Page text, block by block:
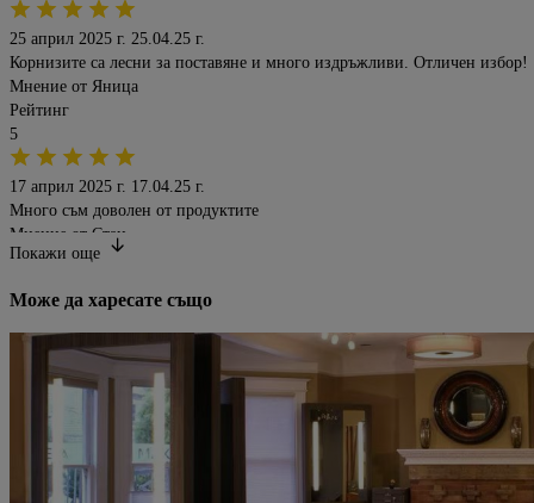
25 април 2025 г. 25.04.25 г.
Корнизите са лесни за поставяне и много издръжливи. Отличен избор!
Мнение от Яница
Рейтинг
5
17 април 2025 г. 17.04.25 г.
Много съм доволен от продуктите
Мнение от Стан
Рейтинг
13 март 2025 г.13.03.25 г.
Страхотен продукт,цена-качество ТОП
Мнение от
Валентин
11 март 2025 г.
11.03.25 г.
Покажи oще
Може да харесате също